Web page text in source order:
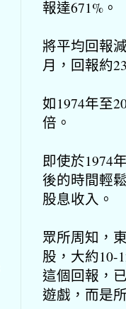
報達671%。
將平均回報
月，回報約
如1974年至
倍。
即使於1974
後的時間輕
股息收入。
眾所周知，
股，大約10-
這個回報，
遊戲，而是